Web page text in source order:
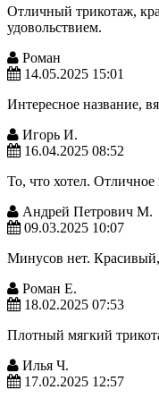
Отличный трикотаж,
удовольствием.
Роман
14.05.2025 15:01
Интересное название,
Игорь И.
16.04.2025 08:52
То, что хотел.
Андрей Петрович М.
09.03.2025 10:07
Минусов нет.
Роман Е.
18.02.2025 07:53
Плотный мягкий
Илья Ч.
17.02.2025 12:57